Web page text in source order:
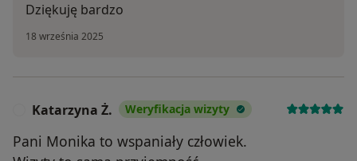
Dziękuję bardzo
18 września 2025
Katarzyna Ż. Weryfikacja wizyty
Pani Monika to wspaniały człowiek.